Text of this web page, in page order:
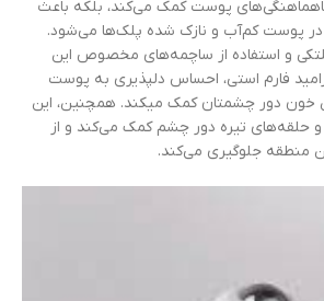
پوست کمک می‌کند، بلکه باعث
در پوست کم‌آب و نازک شده پلک‌ها می‌شود.
و استفاده از ساچمه‌های مخصوص این
فارم استی، احساس دلپذیری به پوست
دور چشمتان کمک میکند. همچنین، این
تیره دور چشم کمک می‌کند و از
منطقه جلوگیری می‌کند.